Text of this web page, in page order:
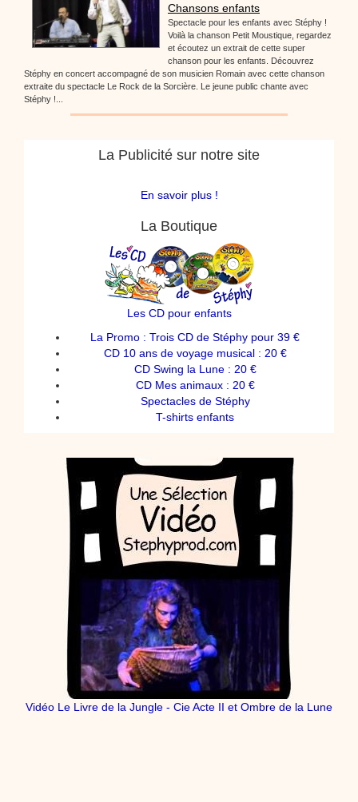
Chansons enfants
Spectacle pour les enfants avec Stéphy !
Voilà la chanson Petit Moustique, regardez
et écoutez un extrait de cette super
chanson pour les enfants. Découvrez
Stéphy en concert accompagné de son musicien Romain avec cette chanson
extraite du spectacle Le Rock de la Sorcière. Le jeune public chante avec
Stéphy !...
La Publicité sur notre site
En savoir plus !
La Boutique
Les CD pour enfants
La Promo : Trois CD de Stéphy pour 39 €
CD 10 ans de voyage musical : 20 €
CD Swing la Lune : 20 €
CD Mes animaux : 20 €
Spectacles de Stéphy
T-shirts enfants
Vidéo Le Livre de la Jungle - Cie Acte II et Ombre de la Lune